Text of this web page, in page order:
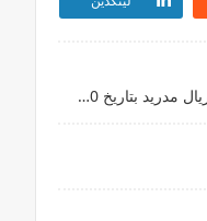
بث مباشرمشاهدة مباراة أوساسونا وريال مدريد بتاريخ 20-04-2022 الدوري الاسباني